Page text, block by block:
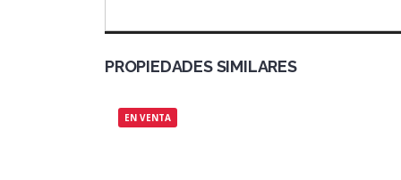
PROPIEDADES SIMILARES
EN VENTA